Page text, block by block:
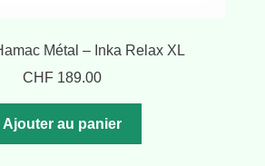
Métal – Inka Relax XL
CHF 189.00
Ajouter au panier